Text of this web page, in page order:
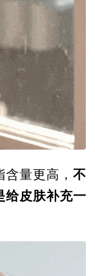
量更高， 不
给皮肤补充一